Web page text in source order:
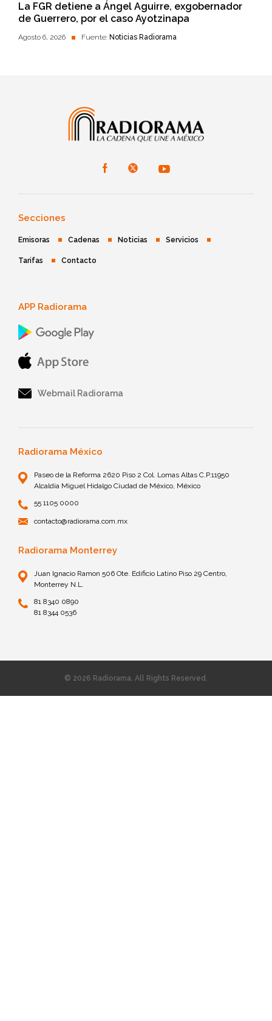
La FGR detiene a Ángel Aguirre, exgobernador
de Guerrero, por el caso Ayotzinapa
Agosto 6, 2026 Fuente: Noticias Radiorama
Secciones
Emisoras Cadenas Noticias Servicios
Tarifas Contacto
APP Radiorama
Webmail Radiorama
Radiorama México
Paseo de la Reforma 2620 Piso 2 Col. Lomas Altas C.P.11950
Alcaldía Miguel Hidalgo Ciudad de México, México
55 1105 0000
contacto@radiorama.com.mx
Radiorama Monterrey
Juan Ignacio Ramon 506 Ote. Edificio Latino Piso 29 Centro,
Monterrey N.L.
81 8340 0890
81 8344 0536
© 2026 Radiorama. All Rights Reserved.